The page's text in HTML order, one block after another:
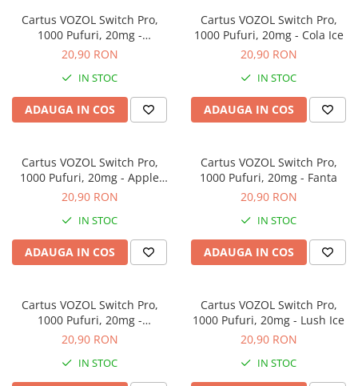
Cartuse Icewave E1
Kit-uri Icewave E1
VAAL Vapebar Pro
VAAL Vapebar Pro 800 Kit-uri
Cartus VOZOL Switch Pro,
1000 Pufuri, 20mg -
Strawberry Raspberry Cherry
20,90 RON
IN STOC
ADAUGA IN COS
Cartus VOZOL Switch Pro,
1000 Pufuri, 20mg - Cola Ice
20,90 RON
IN STOC
ADAUGA IN COS
Cartus VOZOL Switch Pro,
1000 Pufuri, 20mg - Apple
Peach
20,90 RON
IN STOC
ADAUGA IN COS
Cartus VOZOL Switch Pro,
1000 Pufuri, 20mg - Fanta
20,90 RON
IN STOC
ADAUGA IN COS
Cartus VOZOL Switch Pro,
1000 Pufuri, 20mg -
Strawberry Watermelon
20,90 RON
IN STOC
Cartus VOZOL Switch Pro,
1000 Pufuri, 20mg - Lush Ice
20,90 RON
IN STOC